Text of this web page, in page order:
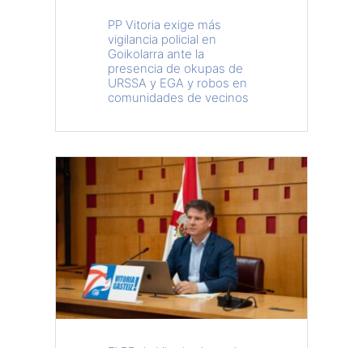
PP Vitoria exige más
vigilancia policial en
Goikolarra ante la
presencia de okupas de
URSSA y EGA y robos en
comunidades de vecinos